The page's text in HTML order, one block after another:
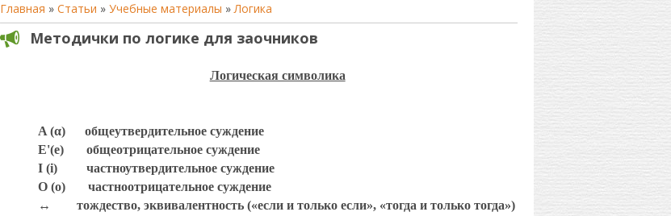
Главная » Статьи » Учебные материалы »Логика
Методички по логике для заочников
Логическая символика
A (α)
общеутвердительное суждение
E'(e)
общеотрицательное суждение
I(i)
частноутвердительное суждение
O (o)
частноотрицательное суждение
↔
тождество, эквивалентность («если и только если», «тогда и только тогда»)